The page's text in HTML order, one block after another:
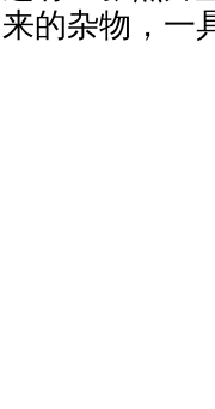
来的杂物，一